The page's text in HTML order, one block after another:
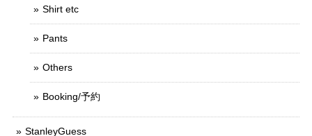
Shirt etc
Pants
Others
Booking/予約
StanleyGuess